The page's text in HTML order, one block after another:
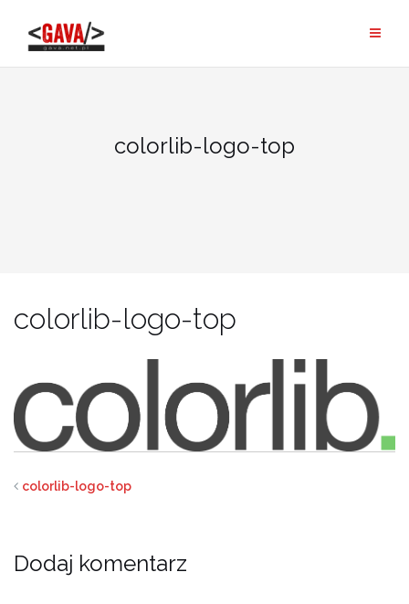
content
colorlib-logo-top
colorlib-logo-top
colorlib-logo-top
Dodaj komentarz